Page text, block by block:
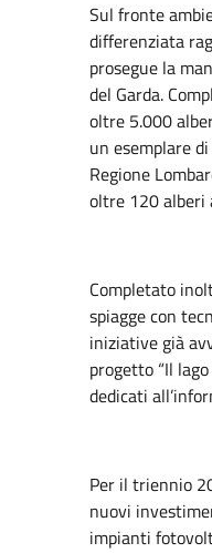
Sul fronte
differenziata
prosegue la
del Garda.
oltre 5.000
un esemplare
Regione
oltre 120 alberi
Completato
spiagge con
iniziative già
progetto “Il
dedicati
Per il triennio
nuovi
impianti